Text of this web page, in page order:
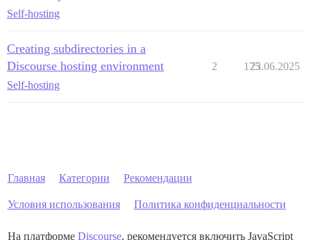
Self-hosting
Creating subdirectories in a
Discourse hosting environment
Self-hosting
2 175
23.06.2025
Главная Категории Рекомендации
Условия использования Политика конфиденциальности
На платформе Discourse, рекомендуется включить JavaScript